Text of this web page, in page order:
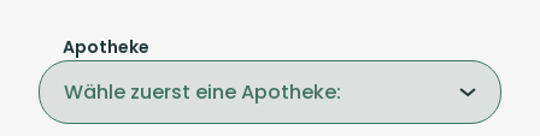
Apotheke
Wähle zuerst eine Apotheke: